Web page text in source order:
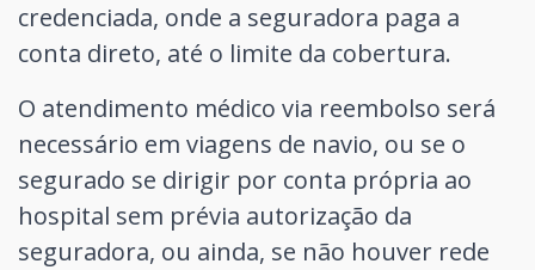
credenciada, onde a seguradora paga a
conta direto, até o limite da cobertura.
O atendimento médico via reembolso será
necessário em viagens de navio, ou se o
segurado se dirigir por conta própria ao
hospital sem prévia autorização da
seguradora, ou ainda, se não houver rede